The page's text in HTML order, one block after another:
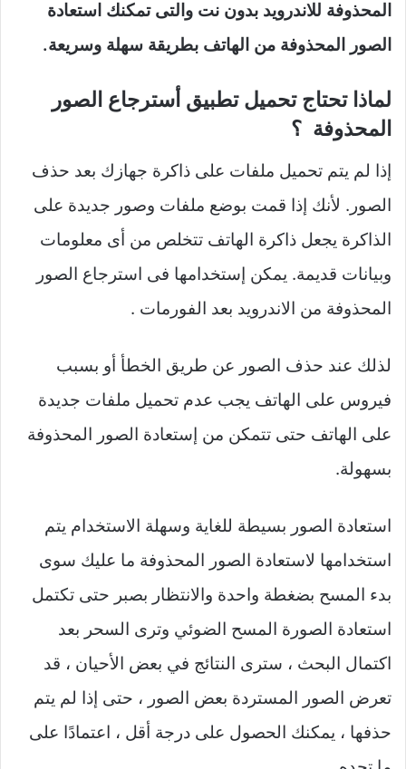
المحذوفة للاندرويد بدون نت والتى تمكنك استعادة
الصور المحذوفة من الهاتف بطريقة سهلة وسريعة.
لماذا تحتاج تحميل تطبيق أسترجاع الصور
المحذوفة ؟
إذا لم يتم تحميل ملفات على ذاكرة جهازك بعد حذف
الصور. لأنك إذا قمت بوضع ملفات وصور جديدة على
الذاكرة يجعل ذاكرة الهاتف تتخلص من أى معلومات
وبيانات قديمة. يمكن إستخدامها فى استرجاع الصور
المحذوفة من الاندرويد بعد الفورمات .
لذلك عند حذف الصور عن طريق الخطأ أو بسبب
فيروس على الهاتف يجب عدم تحميل ملفات جديدة
على الهاتف حتى تتمكن من إستعادة الصور المحذوفة
بسهولة.
استعادة الصور بسيطة للغاية وسهلة الاستخدام يتم
استخدامها لاستعادة الصور المحذوفة ما عليك سوى
بدء المسح بضغطة واحدة والانتظار بصبر حتى تكتمل
استعادة الصورة المسح الضوئي وترى السحر بعد
اكتمال البحث ، سترى النتائج في بعض الأحيان ، قد
تعرض الصور المستردة بعض الصور ، حتى إذا لم يتم
حذفها ، يمكنك الحصول على درجة أقل ، اعتمادًا على